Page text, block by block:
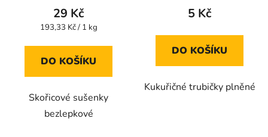
produktu
je
z
29 Kč
Měrná
193,33 Kč / 1 kg
DO KOŠÍKU
Skořicové sušenky
bezlepkové
produktu
5,0
z
hvězdiček.
5 Kč
DO KOŠÍKU
Kukuřičné trubičky plněné